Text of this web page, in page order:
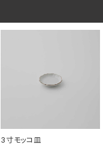
3寸モッコ皿